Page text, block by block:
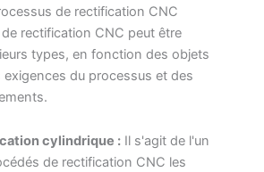
de rectification CNC
rectification CNC peut être
types, en fonction des objets
exigences du processus et des
cylindrique :Il s'agit de l'un
de rectification CNC les